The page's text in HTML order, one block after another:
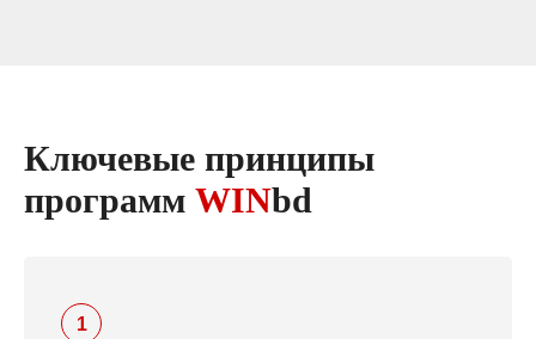
Ключевые принципы
программ WINbd